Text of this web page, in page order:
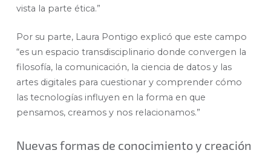
vista la parte ética.”
Por su parte, Laura Pontigo explicó que este campo
“es un espacio transdisciplinario donde convergen la
filosofía, la comunicación, la ciencia de datos y las
artes digitales para cuestionar y comprender cómo
las tecnologías influyen en la forma en que
pensamos, creamos y nos relacionamos.”
Nuevas formas de conocimiento y creación